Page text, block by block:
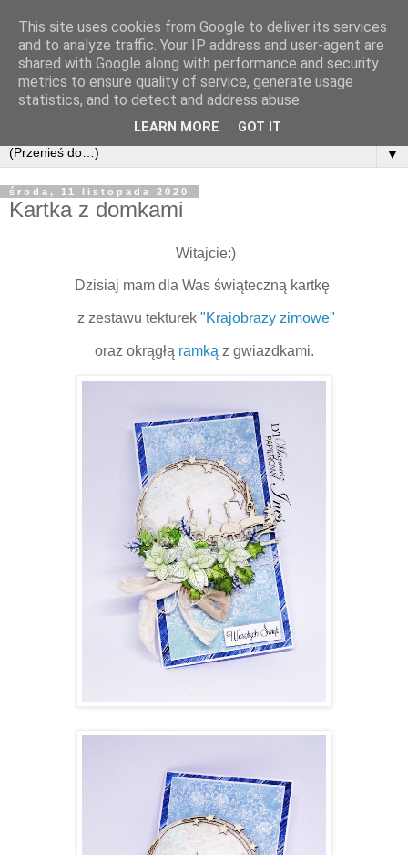
▼
środa, 11 listopada 2020
Kartka z domkami
Witajcie:)
Dzisiaj mam dla Was świąteczną kartkę
z zestawu tekturek"Krajobrazy zimowe"
oraz okrągłą ramką z gwiazdkami.
This site uses cookies from Google to deliver its services
and to analyze traffic. Your IP address and user-agent are
shared with Google along with performance and security
metrics to ensure quality of service, generate usage
statistics, and to detect and address abuse.
LEARN MORE GOT IT